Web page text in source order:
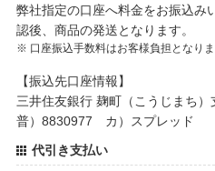
弊社指定の口座へ料金をお振込み
認後、商品の発送となります。
※ 口座振込手数料はお客様負担となりま
【振込先口座情報】
三井住友銀行 麹町（こうじまち）
普）8830977 カ）スプレッド
代引き支払い